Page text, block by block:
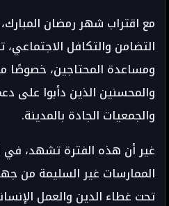
مع اقتراب شهر رمضان
التضامن والتكافل
ومساعدة المحتاجين، خصوصًا
والمحسنين الذين دأبوا على
والجمعيات الجادة بالمدينة.
غير أن هذه الفترة تشهد، في
الممارسات غير السليمة من
تحت غطاء الدين والعمل